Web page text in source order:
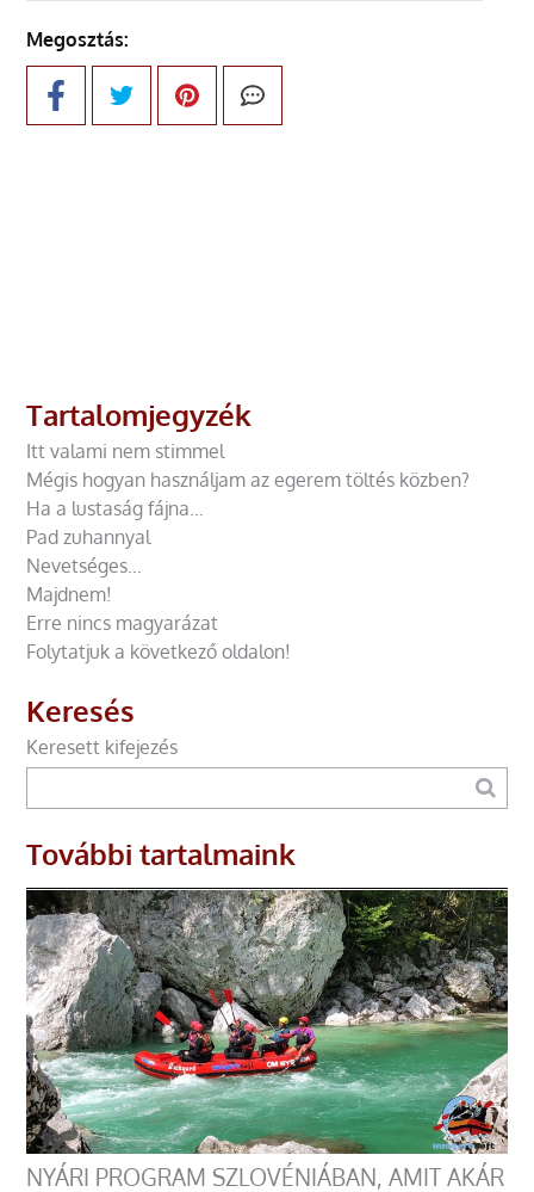
Megosztás:
Tartalomjegyzék
Itt valami nem stimmel
Mégis hogyan használjam az egerem töltés közben?
Ha a lustaság fájna…
Pad zuhannyal
Nevetséges…
Majdnem!
Erre nincs magyarázat
Folytatjuk a következő oldalon!
Keresés
Keresett kifejezés
További tartalmaink
NYÁRI PROGRAM SZLOVÉNIÁBAN, AMIT AKÁR